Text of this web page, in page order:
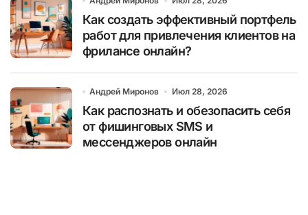
Как создать эффективный портфель
работ для привлечения клиентов на
фрилансе онлайн?
Андрей Миронов Июл 28, 2026
Как распознать и обезопасить себя
от фишинговых SMS и
мессенджеров онлайн